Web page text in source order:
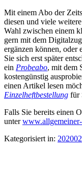
Mit einem Abo der
diesen und viele
Wahl zwischen einem
gern mit dem
ergänzen können, oder
Sie sich erst später
ein Probeabo, mit dem
kostengünstig
einen Artikel lesen
Einzelheftbestellung für
Falls Sie bereits einen
unter
Kategorisiert in: 202002